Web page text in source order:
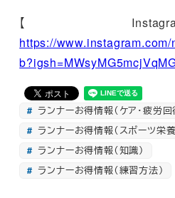
【
https://
ランナーお得情報（ケア・疲労回
ランナーお得情報（スポーツ栄養
ランナーお得情報（知識）
ランナーお得情報（練習方法）